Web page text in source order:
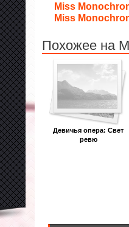
Miss
Miss
Похожее на
Девичья опера: Свет
ревю